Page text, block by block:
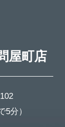
屋町店
分）